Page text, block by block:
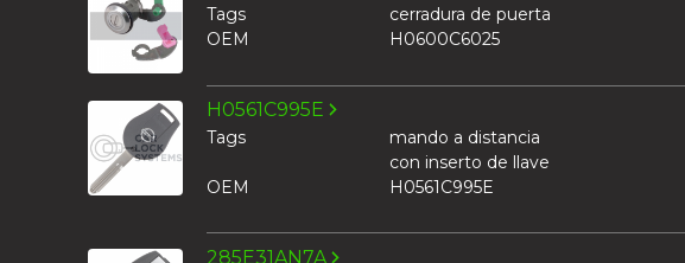
Tags
cerradura de puerta
OEM
H0600C6025
H0561C995E
Tags
mando a distancia
con inserto de llave
OEM
H0561C995E
285E31AN7A